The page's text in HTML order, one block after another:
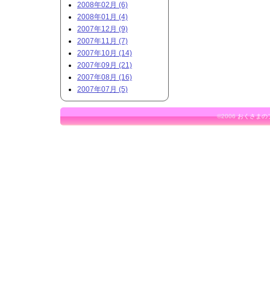
2008年02月 (6)
2008年01月 (4)
2007年12月 (9)
2007年11月 (7)
2007年10月 (14)
2007年09月 (21)
2007年08月 (16)
2007年07月 (5)
©2006おくさまの